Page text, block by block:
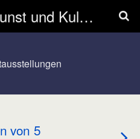
Förderkreis Kunst und Kultur Zwingenberg e.V.
von 5